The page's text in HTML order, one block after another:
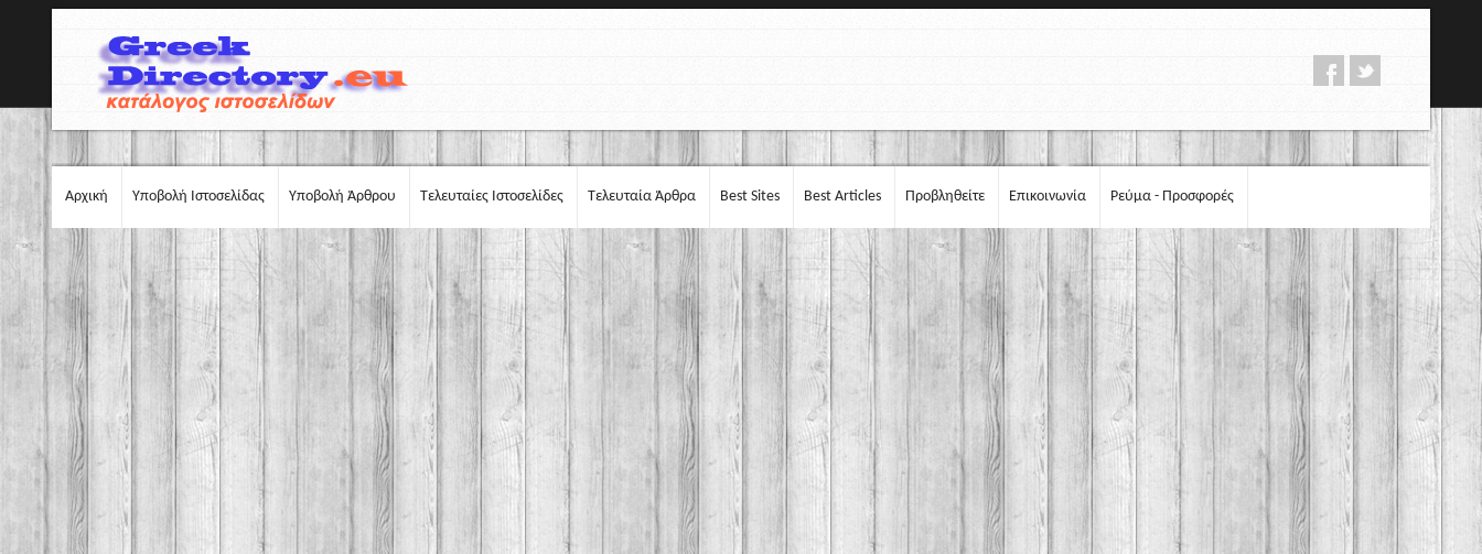
Αρχική Υποβολή Ιστοσελίδας Υποβολή Άρθρου Τελευταίες Ιστοσελίδες Τελευταία Άρθρα Best Sites Best Articles Προβληθείτε Επικοινωνία Ρεύμα - Προσφορές